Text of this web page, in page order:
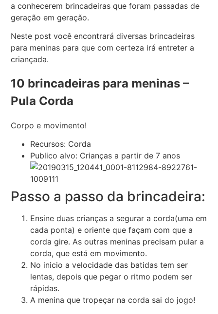
a conhecerem brincadeiras que foram passadas de
geração em geração.
Neste post você encontrará diversas brincadeiras
para meninas para que com certeza irá entreter a
criançada.
10 brincadeiras para meninas –
Pula Corda
Corpo e movimento!
Recursos: Corda
Publico alvo: Crianças a partir de 7 anos
Passo a passo da brincadeira:
Ensine duas crianças a segurar a corda(uma em
cada ponta) e oriente que façam com que a
corda gire. As outras meninas precisam pular a
corda, que está em movimento.
No inicio a velocidade das batidas tem ser
lentas, depois que pegar o ritmo podem ser
rápidas.
A menina que tropeçar na corda sai do jogo!